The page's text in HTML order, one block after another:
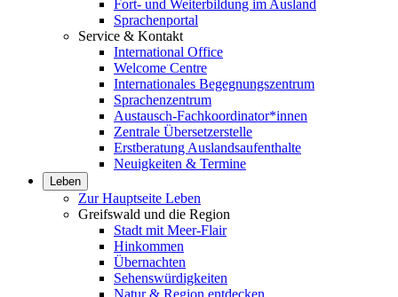
Fort- und Weiterbildung im Ausland
Sprachenportal
Service & Kontakt
International Office
Welcome Centre
Internationales Begegnungszentrum
Sprachenzentrum
Austausch-Fachkoordinator*innen
Zentrale Übersetzerstelle
Erstberatung Auslandsaufenthalte
Neuigkeiten & Termine
Leben
Zur Hauptseite Leben
Greifswald und die Region
Stadt mit Meer-Flair
Hinkommen
Übernachten
Sehenswürdigkeiten
Natur & Region entdecken